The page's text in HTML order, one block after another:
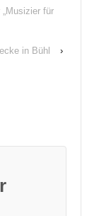
für
in Bühl
›